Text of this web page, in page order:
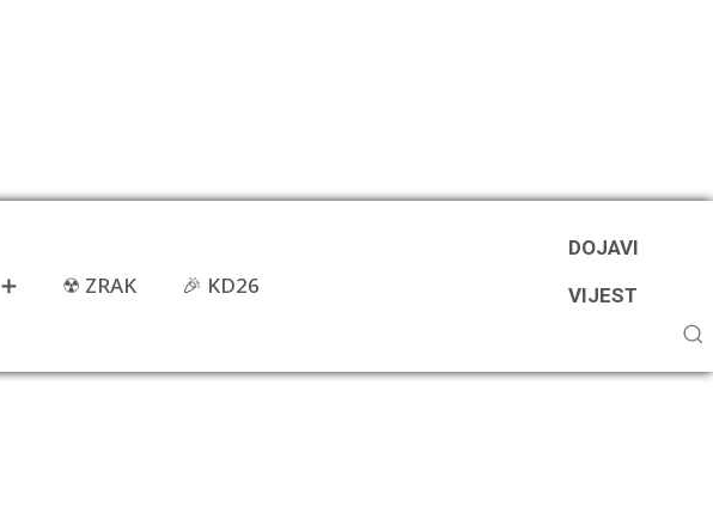
➕ ☢ ZRAK 🎉 KD26
DOJAVI
VIJEST